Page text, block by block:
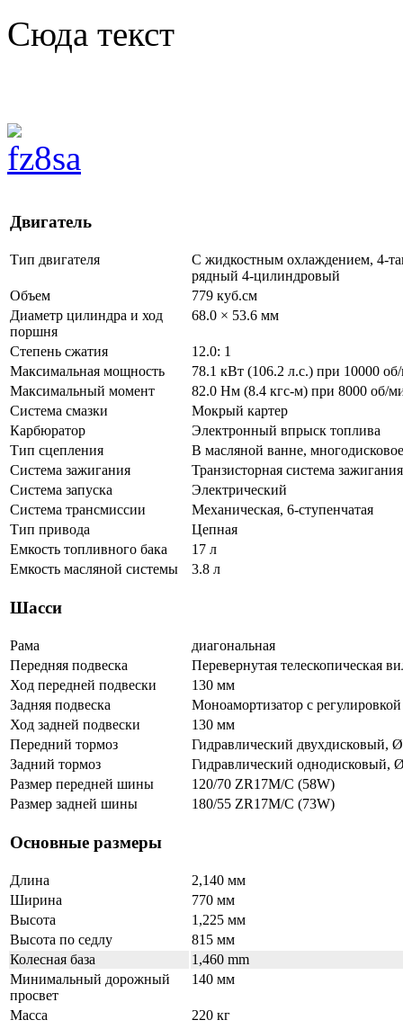
Сюда текст
Двигатель
Тип двигателя
С жидкостным охлаждением, 4-
рядный 4-цилиндровый
Объем
779 куб.см
Диаметр цилиндра и ход
поршня
68.0 × 53.6 мм
Степень сжатия
12.0: 1
Максимальная мощность
78.1 кВт (106.2 л.с.) при 10000
Максимальный момент
82.0 Нм (8.4 кгс-м) при 8000 об/
Система смазки
Мокрый картер
Карбюратор
Электронный впрыск топлива
Тип сцепления
В масляной ванне, многодисковое
Система зажигания
Транзисторная система
Система запуска
Электрический
Система трансмиссии
Механическая, 6-ступенчатая
Тип привода
Цепная
Емкость топливного бака
17 л
Емкость масляной системы
3.8 л
Шасси
Рама
диагональная
Передняя подвеска
Перевернутая телескопическая
Ход передней подвески
130 мм
Задняя подвеска
Моноамортизатор с
Ход задней подвески
130 мм
Передний тормоз
Гидравлический двухдисковый,
Задний тормоз
Гидравлический однодисковый,
Размер передней шины
120/70 ZR17M/C (58W)
Размер задней шины
180/55 ZR17M/C (73W)
Основные размеры
Длина
2,140 мм
Ширина
770 мм
Высота
1,225 мм
Высота по седлу
815 мм
Колесная база
1,460 mm
Минимальный дорожный
просвет
140 мм
Масса 220 кг